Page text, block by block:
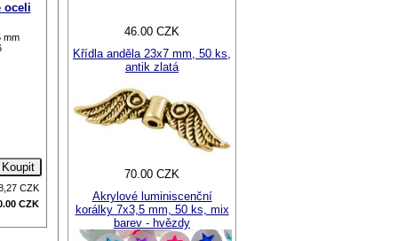
oceli
mm
CZK
CZK
46.00 CZK
Křídla anděla 23x7 mm, 50 ks,
antik zlatá
70.00 CZK
Akrylové luminiscenční
korálky 7x3,5 mm, 50 ks, mix
barev - hvězdy